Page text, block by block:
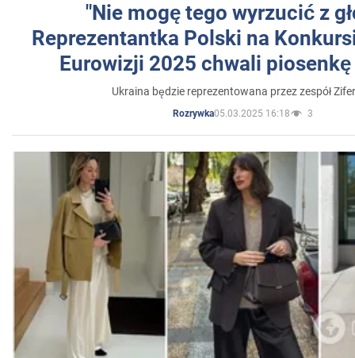
"Nie mogę tego wyrzucić z
Reprezentantka Polski na
Eurowizji 2025 chwali
Ukraina będzie reprezentowana przez zespół
Rozrywka05.03.2025 16:18 3